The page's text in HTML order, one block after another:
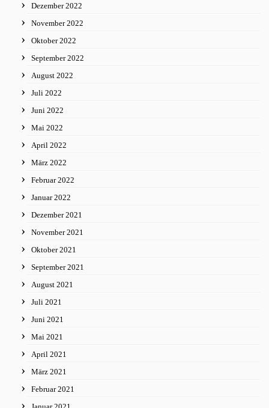
Dezember 2022
November 2022
Oktober 2022
September 2022
August 2022
Juli 2022
Juni 2022
Mai 2022
April 2022
März 2022
Februar 2022
Januar 2022
Dezember 2021
November 2021
Oktober 2021
September 2021
August 2021
Juli 2021
Juni 2021
Mai 2021
April 2021
März 2021
Februar 2021